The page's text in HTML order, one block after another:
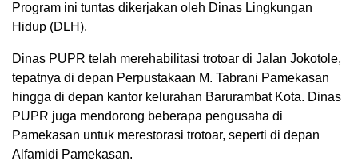
Program ini tuntas dikerjakan oleh Dinas Lingkungan
Hidup (DLH).
Dinas PUPR telah merehabilitasi trotoar di Jalan Jokotole,
tepatnya di depan Perpustakaan M. Tabrani Pamekasan
hingga di depan kantor kelurahan Barurambat Kota. Dinas
PUPR juga mendorong beberapa pengusaha di
Pamekasan untuk merestorasi trotoar, seperti di depan
Alfamidi Pamekasan.